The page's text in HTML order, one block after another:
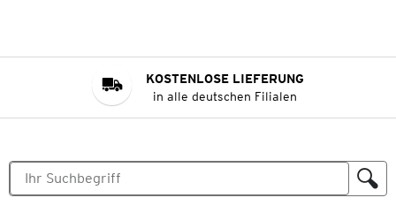
KOSTENLOSE LIEFERUNG
in alle deutschen Filialen